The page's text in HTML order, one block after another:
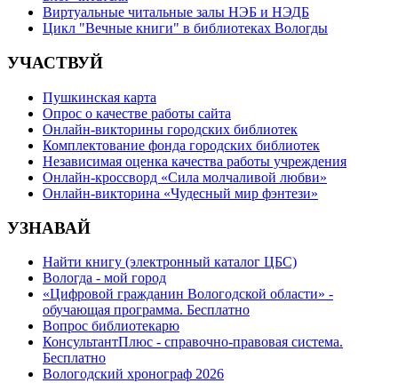
Виртуальные читальные залы НЭБ и НЭДБ
Цикл "Вечные книги" в библиотеках Вологды
УЧАСТВУЙ
Пушкинская карта
Опрос о качестве работы сайта
Онлайн-викторины городских библиотек
Комплектование фонда городских библиотек
Независимая оценка качества работы учреждения
Онлайн-кроссворд «Сила молчаливой любви»
Онлайн-викторина «Чудесный мир фэнтези»
УЗНАВАЙ
Найти книгу (электронный каталог ЦБС)
Вологда - мой город
«Цифровой гражданин Вологодской области» -
обучающая программа. Бесплатно
Вопрос библиотекарю
КонсультантПлюс - справочно-правовая система.
Бесплатно
Вологодский хронограф 2026